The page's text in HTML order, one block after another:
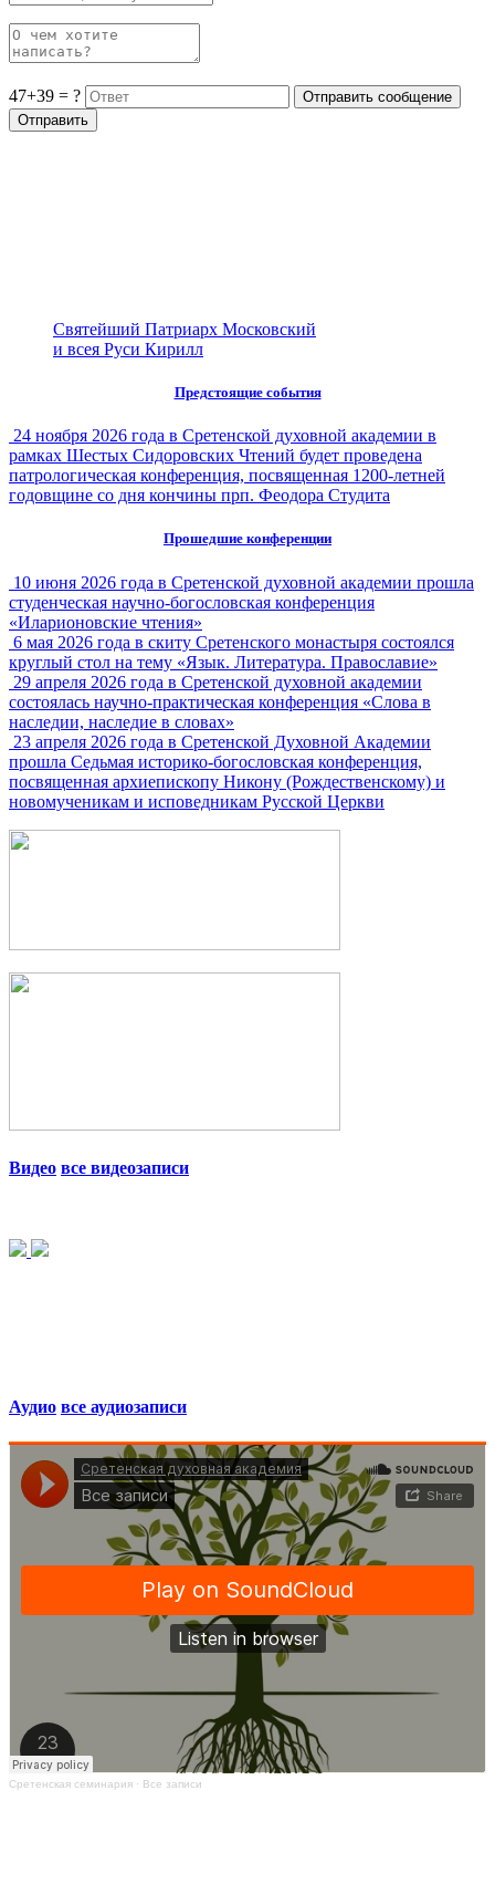
47+39 = ?
Святейший Патриарх Московский
и всея Руси Кирилл
Предстоящие события
24 ноября 2026 года в Сретенской духовной академии в
рамках Шестых Сидоровских Чтений будет проведена
патрологическая конференция, посвященная 1200-летней
годовщине со дня кончины прп. Феодора Студита
Прошедшие конференции
10 июня 2026 года в Сретенской духовной академии прошла
студенческая научно-богословская конференция
«Иларионовские чтения»
6 мая 2026 года в скиту Сретенского монастыря состоялся
круглый стол на тему «Язык. Литература. Православие»
29 апреля 2026 года в Сретенской духовной академии
состоялась научно-практическая конференция «Слова в
наследии, наследие в словах»
23 апреля 2026 года в Сретенской Духовной Академии
прошла Седьмая историко-богословская конференция,
посвященная архиепископу Никону (Рождественскому) и
новомученикам и исповедникам Русской Церкви
Видео все видеозаписи
Аудио все аудиозаписи
Сретенская семинария · Все записи